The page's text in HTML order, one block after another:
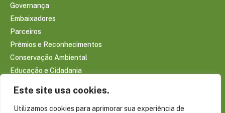
Este site usa cookies.
Utilizamos cookies para aprimorar sua experiência de
Governança
Embaixadores
Parceiros
Prêmios e Reconhecimentos
Conservação Ambiental
Educação e Cidadania
Sociobioeconomia Amazônica